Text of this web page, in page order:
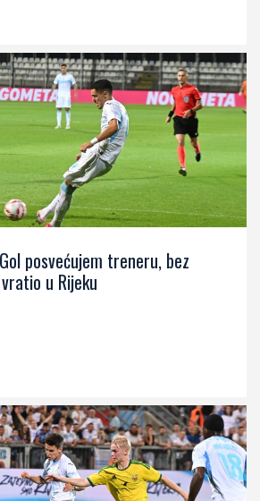
posvećujem treneru, bez
u Rijeku